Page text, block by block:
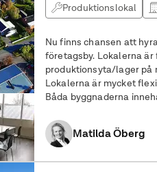
Produktionslokal
Nu finns chansen att
företagsby. Lokalerna
produktionsyta/lager på
Lokalerna är mycket
Båda byggnaderna innehåller
Matilda Öberg